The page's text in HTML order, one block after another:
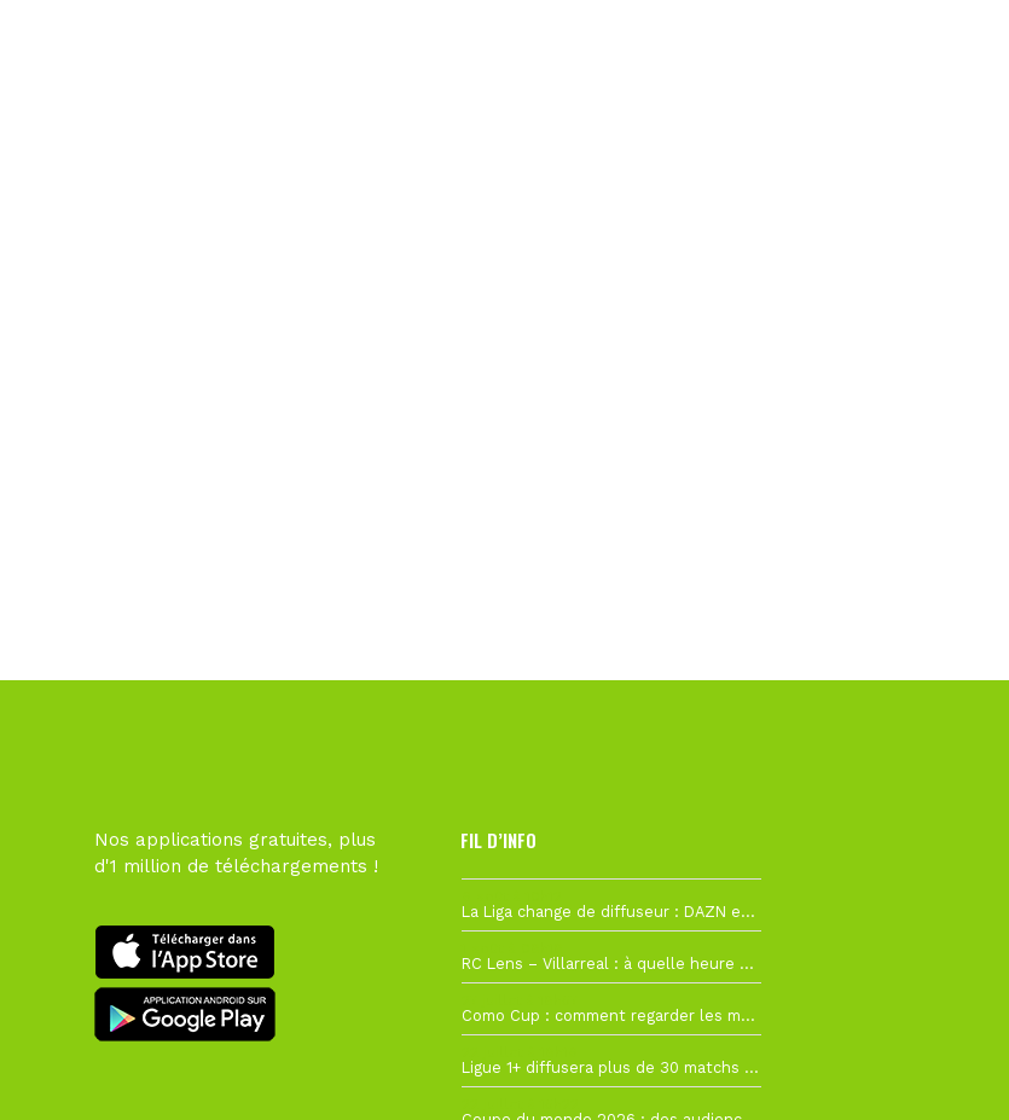
Nos applications gratuites, plus
d'1 million de téléchargements !
FIL D’INFO
La Liga change de diffuseur : DAZN et Disney+ remplacent beIN Sports !
RC Lens – Villarreal : à quelle heure et sur quelle chaîne voir la finale de la Como Cup ?
Como Cup : comment regarder les matchs du RC Lens en direct ?
Ligue 1+ diffusera plus de 30 matchs amicaux avant la reprise de la Ligue 1